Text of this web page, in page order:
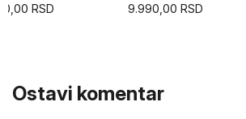
RSD 9.990,00 RSD
Ostavi komentar